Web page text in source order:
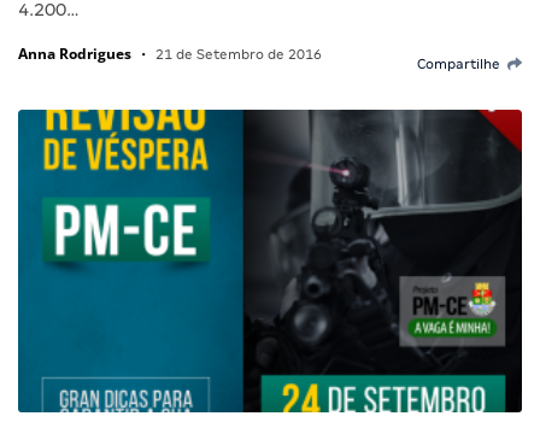
4.200…
Anna Rodrigues • 21 de Setembro de 2016
Compartilhe